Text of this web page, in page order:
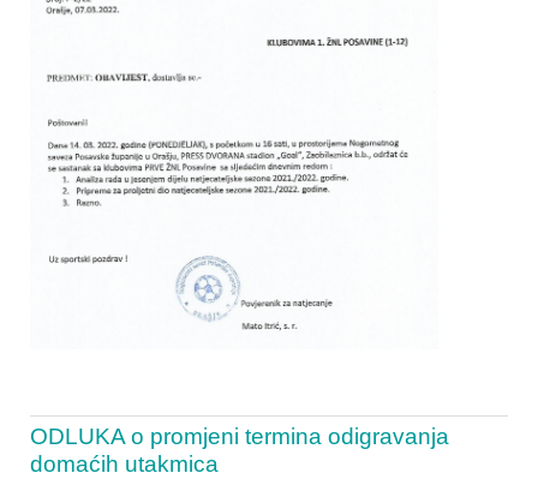
ODLUKA o promjeni termina odigravanja
domaćih utakmica